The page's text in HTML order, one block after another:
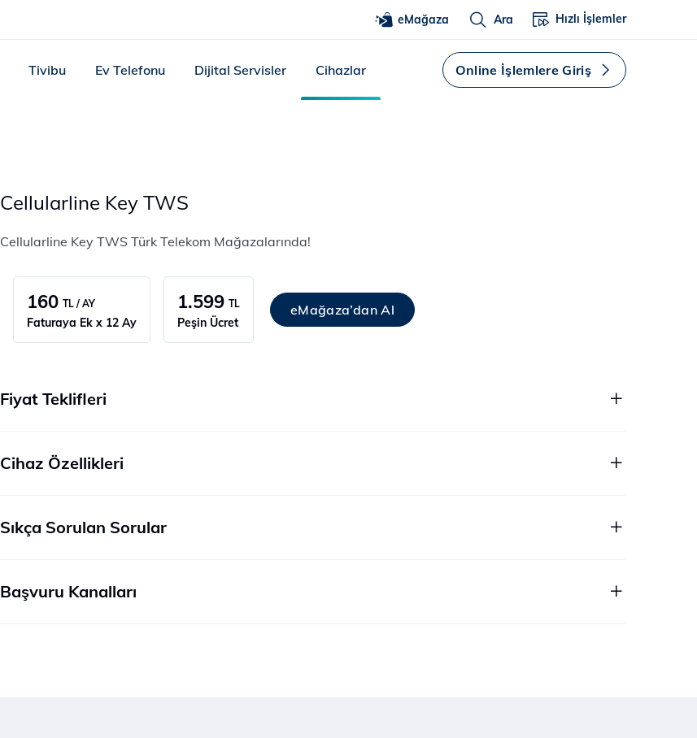
eMağaza Ara Hızlı İşlemler
Tivibu Ev Telefonu Dijital Servisler Cihazlar Online İşlemlere Giriş
Cellularline Key TWS
Cellularline Key TWS Türk Telekom Mağazalarında!
160 TL / AY
Faturaya Ek x 12 Ay
1.599 TL
Peşin Ücret
eMağaza’dan Al
Fiyat Teklifleri
Cihaz Özellikleri
Sıkça Sorulan Sorular
Başvuru Kanalları